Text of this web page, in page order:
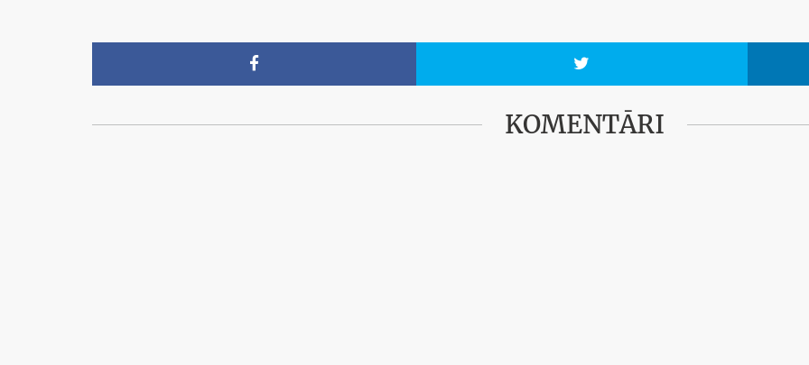
 
KOMENTĀRI